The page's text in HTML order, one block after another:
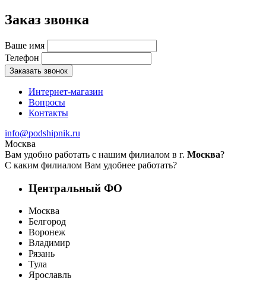
Заказ звонка
Ваше имя
Телефон
Заказать звонок
Интернет-магазин
Вопросы
Контакты
info@podshipnik.ru
Москва
Вам удобно работать с нашим филиалом в г. Москва?
С каким филиалом Вам удобнее работать?
Центральный ФО
Москва
Белгород
Воронеж
Владимир
Рязань
Тула
Ярославль